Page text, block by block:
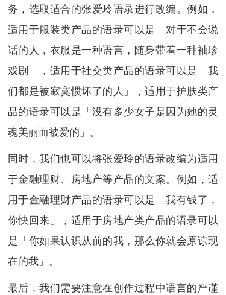
务，选取适合的张爱玲语录进行改编。例如，
适用于服装类产品的语录可以是「对于不会说
话的人，衣服是一种语言，随身带着一种袖珍
戏剧」，适用于社交类产品的语录可以是「我
们都是被寂寞惯坏了的人」，适用于护肤类产
品的语录可以是「没有多少女子是因为她的灵
魂美丽而被爱的」。
同时，我们也可以将张爱玲的语录改编为适用
于金融理财、房地产等产品的文案。例如，适
用于金融理财产品的语录可以是「我有钱了，
你快回来」，适用于房地产类产品的语录可以
是「你如果认识从前的我，那么你就会原谅现
在的我」。
最后，我们需要注意在创作过程中语言的严谨